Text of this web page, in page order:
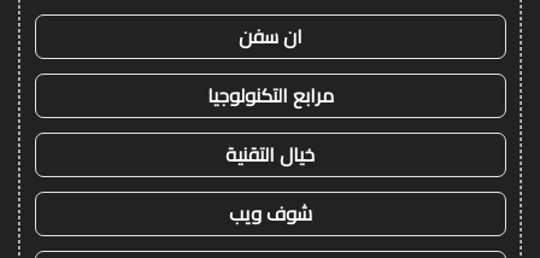
ان سفن
مرابع التكنولوجيا
خيال التقنية
شوف ويب